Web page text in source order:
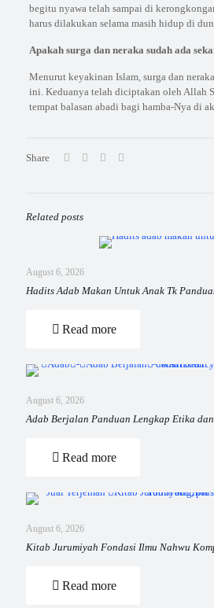
begitu nyawa telah sampai di
harus dilakukan selama masih hidup di
Apakah surga dan neraka sudah ada
Menurut keyakinan Islam, surga dan
ini. Keduanya telah diciptakan oleh Allah
tempat balasan abadi bagi hamba-Nya di
Share
Related posts
August 6, 2026
Hadits Adab Makan Untuk Anak Tk
Read more
August 6, 2026
Adab Berjalan Panduan Lengkap Etika
Read more
August 6, 2026
Kitab Jurumiyah Fondasi Ilmu Nahwu
Read more